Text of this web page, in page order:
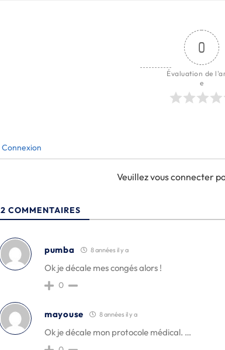
0
Évaluation de
e
Connexion
Veuillez vous connecter
2 COMMENTAIRES
pumba 8 années il y a
Ok je décale mes congés alors !
0
mayouse 8 années il y a
Ok je décale mon protocole médical. …